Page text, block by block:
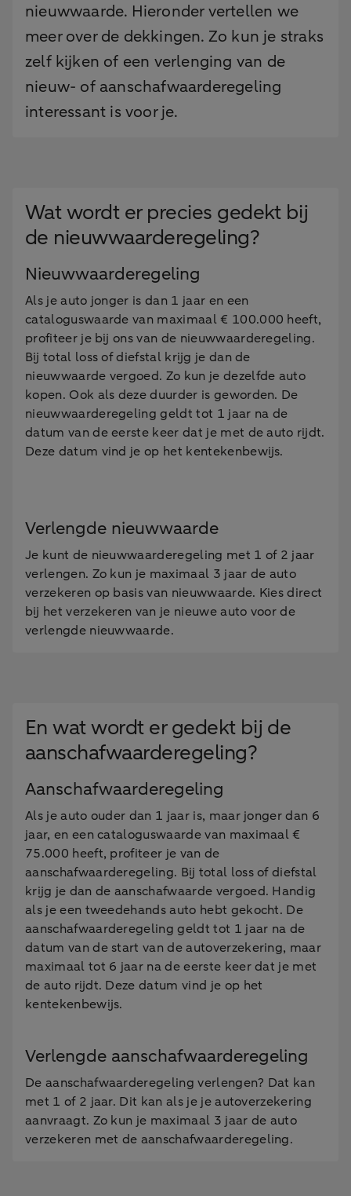
nieuwwaarde. Hieronder vertellen we
meer over de dekkingen. Zo kun je straks
zelf kijken of een verlenging van de
nieuw- of aanschafwaarderegeling
interessant is voor je.
Wat wordt er precies gedekt bij
de nieuwwaarderegeling?
Nieuwwaarderegeling
Als je auto jonger is dan 1 jaar en een
cataloguswaarde van maximaal € 100.000 heeft,
profiteer je bij ons van de nieuwwaarderegeling.
Bij total loss of diefstal krijg je dan de
nieuwwaarde vergoed. Zo kun je dezelfde auto
kopen. Ook als deze duurder is geworden. De
nieuwwaarderegeling geldt tot 1 jaar na de
datum van de eerste keer dat je met de auto rijdt.
Deze datum vind je op het kentekenbewijs.
Verlengde nieuwwaarde
Je kunt de nieuwwaarderegeling met 1 of 2 jaar
verlengen. Zo kun je maximaal 3 jaar de auto
verzekeren op basis van nieuwwaarde. Kies direct
bij het verzekeren van je nieuwe auto voor de
verlengde nieuwwaarde.
En wat wordt er gedekt bij de
aanschafwaarderegeling?
Aanschafwaarderegeling
Als je auto ouder dan 1 jaar is, maar jonger dan 6
jaar, en een cataloguswaarde van maximaal €
75.000 heeft, profiteer je van de
aanschafwaarderegeling. Bij total loss of diefstal
krijg je dan de aanschafwaarde vergoed. Handig
als je een tweedehands auto hebt gekocht. De
aanschafwaarderegeling geldt tot 1 jaar na de
datum van de start van de autoverzekering, maar
maximaal tot 6 jaar na de eerste keer dat je met
de auto rijdt. Deze datum vind je op het
kentekenbewijs.
Verlengde aanschafwaarderegeling
De aanschafwaarderegeling verlengen? Dat kan
met 1 of 2 jaar. Dit kan als je je autoverzekering
aanvraagt. Zo kun je maximaal 3 jaar de auto
verzekeren met de aanschafwaarderegeling.